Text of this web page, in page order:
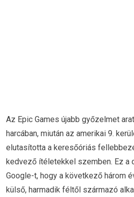
Az Epic Games újabb győzelmet
harcában, miután az amerikai 9.
elutasította a keresőóriás
kedvező ítéletekkel szemben. Ez a
Google-t, hogy a következő három
külső, harmadik féltől származó